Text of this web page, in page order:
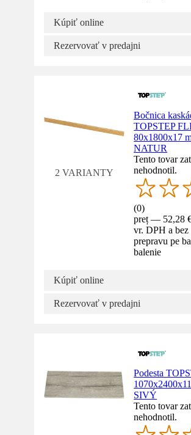
Kúpiť online
Rezervovať v predajni
2 VARIANTY
Bočnica
TOPSTEP
80x1800x17
NATUR
Tento tovar
nehodnotil.
(0)
preț — 52,28
vr. DPH a bez
prepravu pe
balenie
Kúpiť online
Rezervovať v predajni
Podesta
SIVÝ
Tento tovar
nehodnotil.